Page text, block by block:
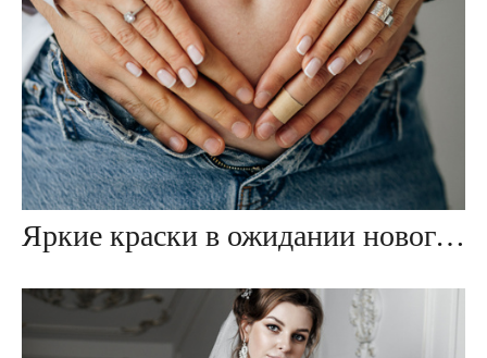
Яркие краски в ожидании нового члена семьи